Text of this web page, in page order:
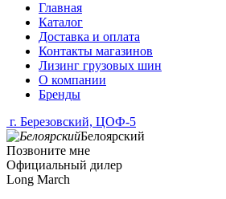
Главная
Каталог
Доставка и оплата
Контакты магазинов
Лизинг грузовых шин
О компании
Бренды
г. Березовский, ЦОФ-5
Белоярский
Позвоните мне
Официальный дилер
Long March